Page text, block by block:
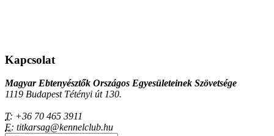
Kapcsolat
Magyar Ebtenyésztők Országos Egyesületeinek Szövetsége
1119 Budapest Tétényi út 130.
T: +36 70 465 3911
E: titkarsag@kennelclub.hu